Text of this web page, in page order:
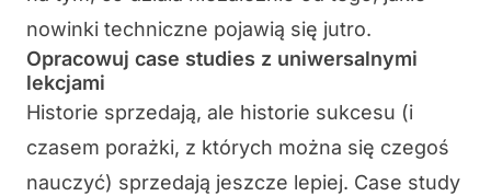
nowinki techniczne pojawią się jutro.
Opracowuj case studies z uniwersalnymi
lekcjami
Historie sprzedają, ale historie sukcesu (i
czasem porażki, z których można się czegoś
nauczyć) sprzedają jeszcze lepiej. Case study